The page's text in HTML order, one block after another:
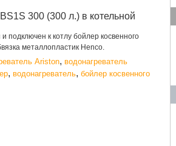
300 (300 л.) в котельной
подключен к котлу бойлер косвенного
металлопластик Henco.
Ariston, водонагреватель
, водонагреватель, бойлер косвенного